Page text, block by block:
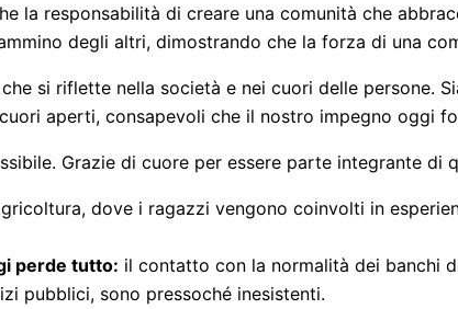
la responsabilità di creare una comunità che
degli altri, dimostrando che la forza di una
si riflette nella società e nei cuori delle persone.
aperti, consapevoli che il nostro impegno oggi
Grazie di cuore per essere parte integrante di
dove i ragazzi vengono coinvolti in
perde tutto: il contatto con la normalità dei banchi
pubblici, sono pressoché inesistenti.